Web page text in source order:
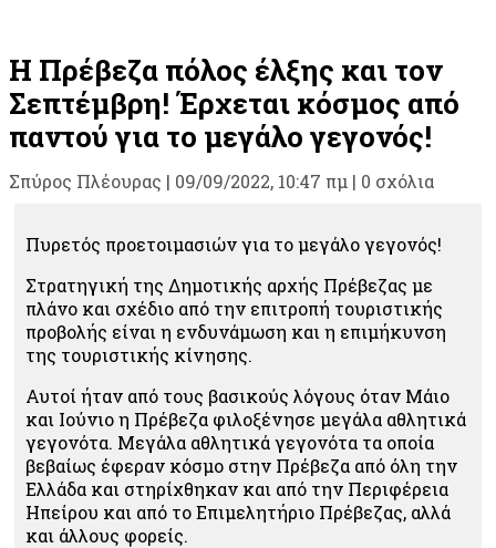
Η Πρέβεζα πόλος έλξης και τον
Σεπτέμβρη! Έρχεται κόσμος από
παντού για το μεγάλο γεγονός!
Σπύρος Πλέουρας | 09/09/2022, 10:47 πμ | 0 σχόλια
Πυρετός προετοιμασιών για το μεγάλο γεγονός!
Στρατηγική της Δημοτικής αρχής Πρέβεζας με
πλάνο και σχέδιο από την επιτροπή τουριστικής
προβολής είναι η ενδυνάμωση και η επιμήκυνση
της τουριστικής κίνησης.
Αυτοί ήταν από τους βασικούς λόγους όταν Μάιο
και Ιούνιο η Πρέβεζα φιλοξένησε μεγάλα αθλητικά
γεγονότα. Μεγάλα αθλητικά γεγονότα τα οποία
βεβαίως έφεραν κόσμο στην Πρέβεζα από όλη την
Ελλάδα και στηρίχθηκαν και από την Περιφέρεια
Ηπείρου και από το Επιμελητήριο Πρέβεζας, αλλά
και άλλους φορείς.